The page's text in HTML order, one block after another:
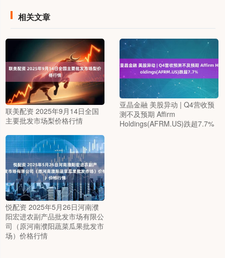
相关文章
联美配资 2025年9月14日全国
主要批发市场梨价格行情
亚晶金融 美股异动 | Q4营收预
测不及预期 Affirm
Holdings(AFRM.US)跌超7.7%
悦配资 2025年5月26日河南濮
阳宏进农副产品批发市场有限公
司（原河南濮阳蔬菜瓜果批发市
场）价格行情